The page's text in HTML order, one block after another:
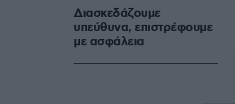
Διασκεδάζουμε
υπεύθυνα, επιστρέφουμε
με ασφάλεια